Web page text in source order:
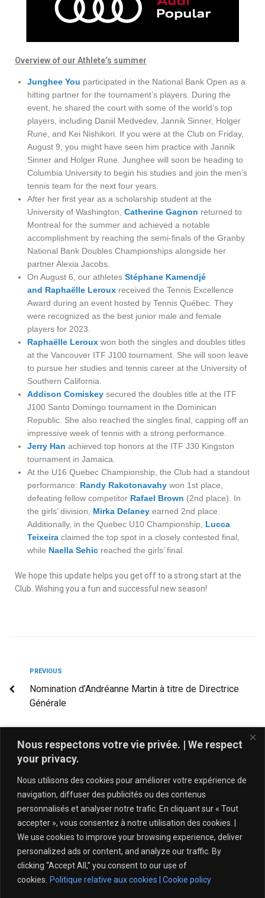
Nous respectons votre vie privée. | We respect
your privacy.
Nous utilisons des cookies pour améliorer votre expérience de
navigation, diffuser des publicités ou des contenus
personnalisés et analyser notre trafic. En cliquant sur « Tout
accepter », vous consentez à notre utilisation des cookies. |
We use cookies to improve your browsing experience, deliver
personalized ads or content, and analyze our traffic. By
clicking “Accept All,” you consent to our use of
cookies. Politique relative aux cookies | Cookie policy
Overview of our Athlete’s summer
Junghee You participated in the National Bank Open as a
hitting partner for the tournament’s players. During the
event, he shared the court with some of the world’s top
players, including Daniil Medvedev, Jannik Sinner, Holger
Rune, and Kei Nishikori. If you were at the Club on Friday,
August 9, you might have seen him practice with Jannik
Sinner and Holger Rune. Junghee will soon be heading to
Columbia University to begin his studies and join the men’s
tennis team for the next four years.
After her first year as a scholarship student at the
University of Washington, Catherine Gagnon returned to
Montreal for the summer and achieved a notable
accomplishment by reaching the semi-finals of the Granby
National Bank Doubles Championships alongside her
partner Alexia Jacobs.
On August 6, our athletes Stéphane Kamendjé
and Raphaëlle Leroux received the Tennis Excellence
Award during an event hosted by Tennis Québec. They
were recognized as the best junior male and female
players for 2023.
Raphaëlle Leroux won both the singles and doubles titles
at the Vancouver ITF J100 tournament. She will soon leave
to pursue her studies and tennis career at the University of
Southern California.
Addison Comiskey secured the doubles title at the ITF
J100 Santo Domingo tournament in the Dominican
Republic. She also reached the singles final, capping off an
impressive week of tennis with a strong performance.
Jerry Han achieved top honors at the ITF J30 Kingston
tournament in Jamaica.
At the U16 Quebec Championship, the Club had a standout
performance: Randy Rakotonavahy won 1st place,
defeating fellow competitor Rafael Brown (2nd place). In
the girls’ division, Mirka Delaney earned 2nd place.
Additionally, in the Quebec U10 Championship, ​​​​​​​ Lucca
Teixeira claimed the top spot in a closely contested final,
while ​​​​​​​ Naella Sehic reached the girls’ final.
We hope this update helps you get off to a strong start at the
Club. Wishing you a fun and successful new season!
PREVIOUS
Nomination d’Andréanne Martin à titre de Directrice
Générale
Open de la Rentrée 2024